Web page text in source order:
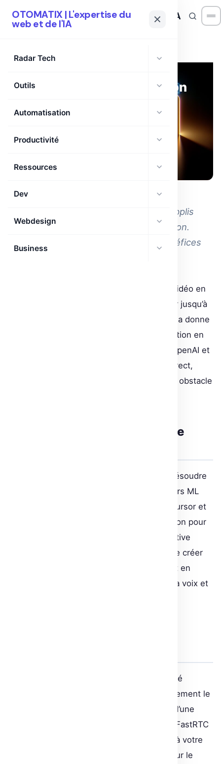
OTOMATIX| L'expertise du web et de l'IA
OTOMATIX | L'expertise du
web et de l'IA
Radar Tech
Outils
Automatisation
Productivité
Ressources
Dev
Webdesign
Business
DEV
communication
avec Python
FastRTC révolutionne la création d'applis
audio/vidéo en temps réel avec Python.
Découvre ses fonctionnalités et bénéfices
Le développement d’applications audio et vidéo en
temps réel avec Python était un cauchemar jusqu’à
l’arrivée de FastRTC. Cette librairie change la donne
en simplifiant l’intégration de la communication en
temps réel, alors que des géants comme OpenAI et
Google lancent des API multimodales en direct,
mais la complexité reste pour beaucoup un obstacle
FastRTC : une solution conçue
FastRTC a été spécialement conçue pour résoudre
ces difficultés rencontrées par les ingénieurs ML
avec le WebRTC. Avec des outils comme Cursor et
Copilot qui peinent à générer du code Python pour
ces applications, FastRTC offre une alternative
innovante. Elle permet aux développeurs de créer
des applications en temps réel entièrement en
Python, avec la détection automatique de la voix et
La bibliothèque propose un UI Gradio intégré
compatible WebRTC, réduisant considérablement le
temps nécessaire à la mise en production d’une
, FastRTC
offre un numéro gratuit pour se connecter à votre
flux audio, une fonctionnalité encore rare sur le